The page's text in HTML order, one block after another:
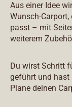
Aus einer Idee
Wunsch-
passt – mit
weiterem
Du wirst Schritt
geführt und hast
Plane deinen